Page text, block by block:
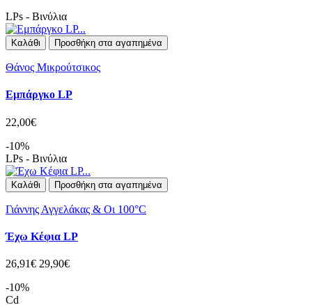
LPs - Βινύλια
Καλάθι Προσθήκη στα αγαπημένα
Θάνος Μικρούτσικος
Εμπάργκο LP
22,00€
-10%
LPs - Βινύλια
Καλάθι Προσθήκη στα αγαπημένα
Γιάννης Αγγελάκας & Οι 100°C
Έχω Κέφια LP
26,91€ 29,90€
-10%
Cd